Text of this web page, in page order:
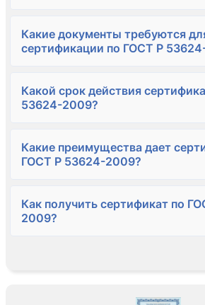
Какие документы требуются
сертификации по ГОСТ Р
Какой срок действия
53624-2009?
Какие преимущества дает
ГОСТ Р 53624-2009?
Как получить сертификат по
2009?